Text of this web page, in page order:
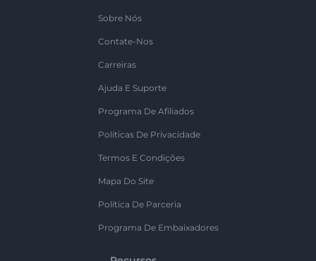
Sobre Nós
Contate-Nos
Carreiras
Ajuda E Suporte
Programa De Afiliados
Políticas De Privacidade
Termos E Condições
Mapa Do Site
Política De Parceria
Programa De Embaixadores